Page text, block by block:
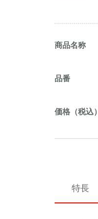
商品名称
品番
価格（税込）
特長